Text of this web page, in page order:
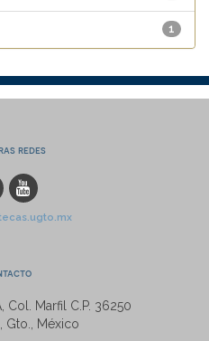
1
redes
Col. Marfil C.P. 36250
Gto., México